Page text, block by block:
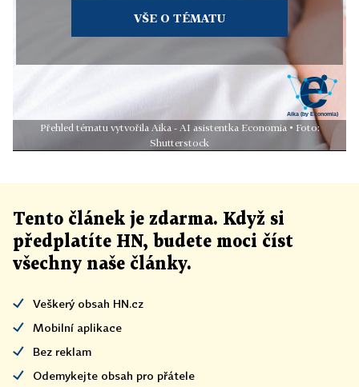
VŠE O TÉMATU
Přehled tématu vytvořila Aika - AI asistentka Economia • Foto:
Shutterstock
Tento článek je zdarma. Když si
předplatíte HN, budete moci číst
všechny naše články.
Veškerý obsah HN.cz
Mobilní aplikace
Bez reklam
Odemykejte obsah pro přátele